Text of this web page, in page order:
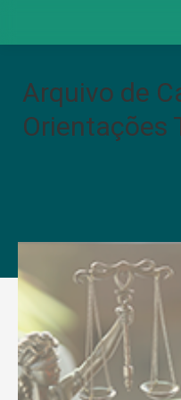
Arquivo de
Orientações